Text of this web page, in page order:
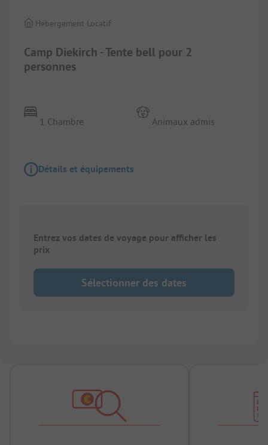
Camp Diekirch - Tente bell pour 2
personnes
Hébergement Locatif
1 Chambre Animaux admis
Détails et équipements
Entrez vos dates de voyage pour afficher les
prix
Sélectionner des dates